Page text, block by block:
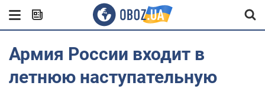
Армия России входит в
летнюю наступательную